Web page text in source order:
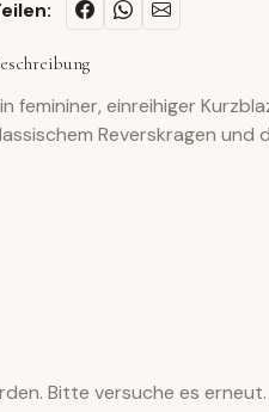
femininer, einreihiger
Reverskragen
Bitte versuche es erneut.